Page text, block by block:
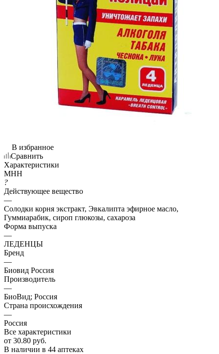
В избранное
Сравнить
Характеристики
МНН
?
Действующее вещество
—
Солодки корня экстракт, Эвкалипта эфирное масло,
Гуммиарабик, сироп глюкозы, сахароза
Форма выпуска
—
ЛЕДЕНЦЫ
Бренд
—
Биовид Россия
Производитель
—
БиоВид; Россия
Страна происхождения
—
Россия
Все характеристики
от 30.80 руб.
В наличии в 44 аптеках